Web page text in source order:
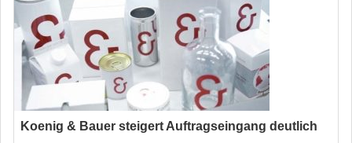
Koenig & Bauer steigert Auftragseingang deutlich